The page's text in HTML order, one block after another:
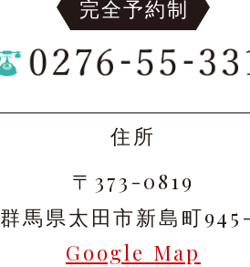
完全予約制
住所
〒373-0819
群馬県太田市新島町
Google Map